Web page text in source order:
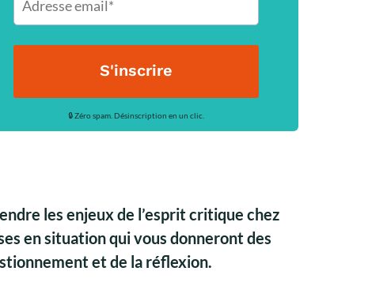
S'inscrire
🔒 Zéro spam. Désinscription en un clic.
les enjeux de l’esprit critique chez
en situation qui vous donneront des
et de la réflexion.